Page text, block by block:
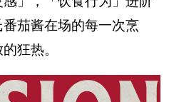
番茄酱在场的每一次烹
狂热。